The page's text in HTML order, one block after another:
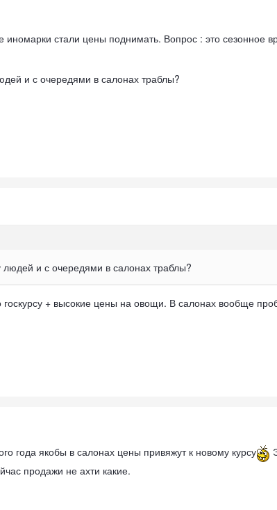
стали цены поднимать. Вопрос : это сезонное
и с очередями в салонах траблы?
людей и с очередями в салонах траблы?
+ высокие цены на овощи. В салонах вообще
года якобы в салонах цены привяжут к новому курсу
продажи не ахти какие.